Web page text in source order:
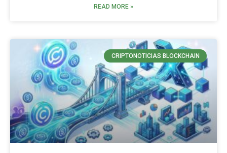
READ MORE »
CRIPTONOTICIAS BLOCKCHAIN